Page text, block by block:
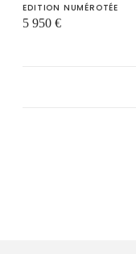
EDITION NUMÉROTÉE
5 950€